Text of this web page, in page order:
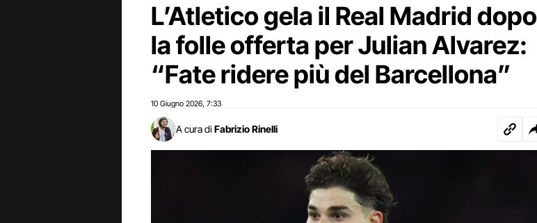
L’Atletico gela il Real Madrid dopo
la folle offerta per Julian Alvarez:
“Fate ridere più del Barcellona”
10 Giugno 2026 7:33
A cura di Fabrizio Rinelli